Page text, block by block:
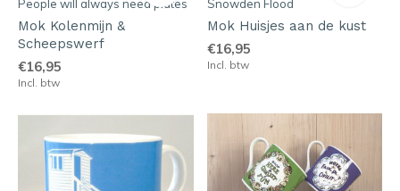
People will always need plates
Mok Kolenmijn &
Scheepswerf
€16,95
Incl. btw
Snowden Flood
Mok Huisjes aan de kust
€16,95
Incl. btw